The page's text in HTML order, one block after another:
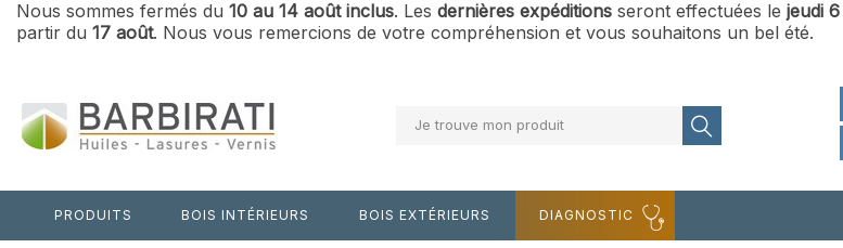
Nous sommes fermés du 10 au 14 août inclus. Les dernières expéditions seront effectuées le jeudi
partir du 17 août. Nous vous remercions de votre compréhension et vous souhaitons un bel été.
Je trouve mon produit
PRODUITS BOIS INTÉRIEURS BOIS EXTÉRIEURS DIAGNOSTIC